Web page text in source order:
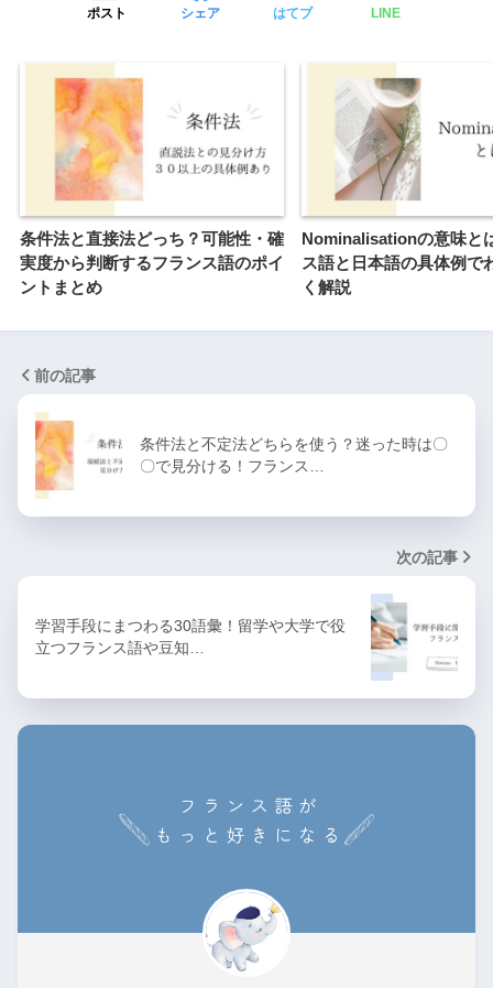
ポスト シェア はてブ LINE
条件法と直接法どっち？可能性・確
実度から判断するフランス語のポイ
ントまとめ
Nominalisationの意味と
ス語と日本語の具体例で
く解説
前の記事
条件法と不定法どちらを使う？迷った時は〇
〇で見分ける！フランス…
次の記事
学習手段にまつわる30語彙！留学や大学で役
立つフランス語や豆知…